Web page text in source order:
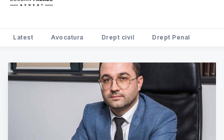
Search Avocat Bogdan Palade
Latest Avocatura Drept civil Drept Penal